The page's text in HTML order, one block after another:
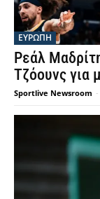
ΕΥΡΩΠΗ
Ρεάλ
Τζόουνς για
Sportlive Newsroom -